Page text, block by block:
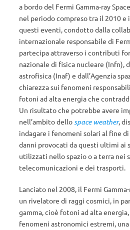
a bordo del Fermi Gamma-ray
nel periodo compreso tra il 2010 e
questi eventi, condotto dalla
internazionale responsabile di
partecipa attraverso i contributi
nazionale di fisica nucleare (Infn),
astrofisica (Inaf) e dall’Agenzia
chiarezza sui fenomeni
fotoni ad alta energia che
Un risultato che potrebbe avere
nell’ambito dellospace weather,
indagare i fenomeni solari al fine
danni provocati da questi ultimi ai
utilizzati nello spazio o a terra nei
telecomunicazioni e dei trasporti.
Lanciato nel 2008, il Fermi
un rivelatore di raggi cosmici, in
gamma, cioè fotoni ad alta
fenomeni astronomici estremi,